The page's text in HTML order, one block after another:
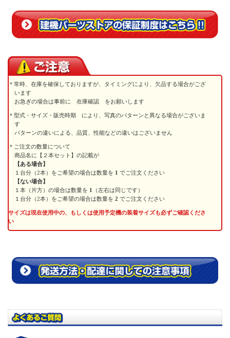
常時、在庫を確保しておりますが、タイミングにより、欠品する場合がござ
います
お急ぎの場合は事前に 在庫確認 をお願いします
型式・サイズ・販売時期 により、写真のパターンと異なる場合がございま
す
パターンの違いによる、品質、性能などの違いはございません
ご注文の数量について
商品名に【２本セット】の記載が
【ある場合】
１台分（2本）をご希望の場合は数量を 1 でご注文ください
【ない場合】
１本（片方）の場合は数量を 1
（左右は同じです）
１台分（2本）をご希望の場合は数量を 2 でご注文ください
サイズは現在使用中の、もしくは使用予定機の装着サイズも必ずご確認くださ
い